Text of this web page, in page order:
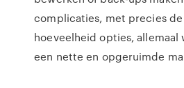
complicaties, met precies
hoeveelheid opties, allemaal
een nette en opgeruimde